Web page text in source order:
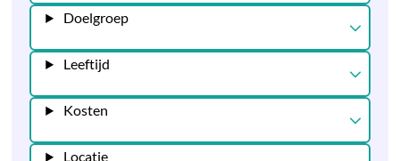
Doelgroep
Leeftijd
Kosten
Locatie